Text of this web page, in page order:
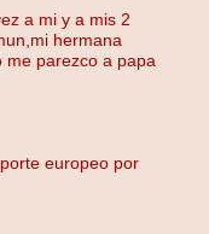
a mi y a mis 2
hermana
me parezco a papa
europeo por